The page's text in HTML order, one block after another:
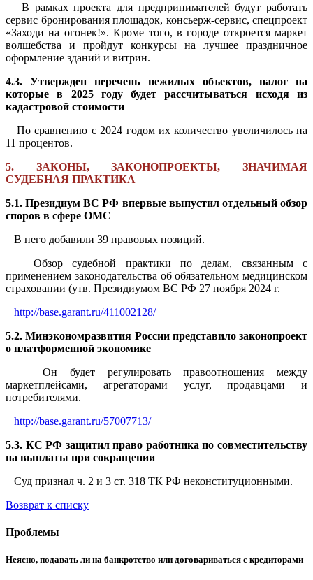
В рамках проекта для предпринимателей будут работать
сервис бронирования площадок, консьерж-сервис, спецпроект
«Заходи на огонек!». Кроме того, в городе откроется маркет
волшебства и пройдут конкурсы на лучшее праздничное
оформление зданий и витрин.
4.3. Утвержден перечень нежилых объектов, налог на
которые в 2025 году будет рассчитываться исходя из
кадастровой стоимости
По сравнению с 2024 годом их количество увеличилось на
11 процентов.
5. ЗАКОНЫ, ЗАКОНОПРОЕКТЫ, ЗНАЧИМАЯ
СУДЕБНАЯ ПРАКТИКА
5.1. Президиум ВС РФ впервые выпустил отдельный обзор
споров в сфере ОМС
В него добавили 39 правовых позиций.
Обзор судебной практики по делам, связанным с
применением законодательства об обязательном медицинском
страховании (утв. Президиумом ВС РФ 27 ноября 2024 г.
http://base.garant.ru/411002128/
5.2. Минэкономразвития России представило законопроект
о платформенной экономике
Он будет регулировать правоотношения между
маркетплейсами, агрегаторами услуг, продавцами и
потребителями.
http://base.garant.ru/57007713/
5.3. КС РФ защитил право работника по совместительству
на выплаты при сокращении
Суд признал ч. 2 и 3 ст. 318 ТК РФ неконституционными.
Возврат к списку
Проблемы
Неясно, подавать ли на банкротство или договариваться с кредиторами